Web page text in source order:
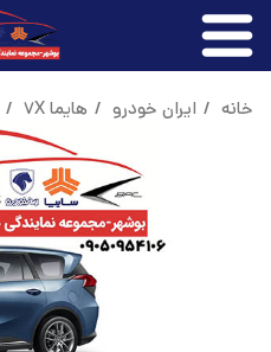
خانه ایران خودرو هایما 7X